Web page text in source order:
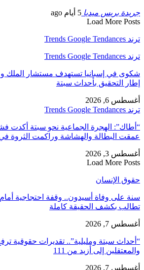
جريدة بريس ميديا 5 أيام ago
Load More Posts
ترند Trends Google Tendances
ترند Trends Google Tendances
شكوى في إسبانيا تستهدف مستشار الملك
إطار التحقيق بأحداث سبتة
أغسطس 6, 2026
ترند Trends Google Tendances
“أطاك”: الهجرة الجماعية نحو سبتة أكدت
عمقت البطالة والهشاشة وراكمت الثروة في
أغسطس 3, 2026
Load More Posts
حقوق الإنسان
سنة على وفاة أسيدون.. وقفة احتجاجية أمام
تطالب بكشف الحقيقة كاملة
أغسطس 7, 2026
والمعتقلين إلى أزيد من 111
أغسطس 7, 2026